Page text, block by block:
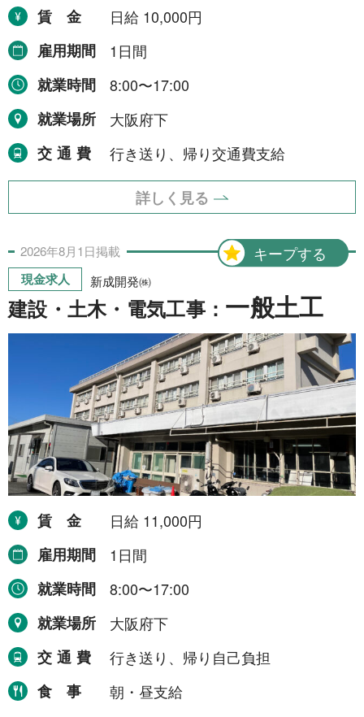
賃金
日給 10,000円
雇用期間
1日間
就業時間
8:00〜17:00
就業場所
大阪府下
交通費
行き送り、帰り交通費支給
詳しく見る
キープする
2026年8月1日掲載
現金求人 新成開発㈱
建設・土木・電気工事： 一般土工
賃金
日給 11,000円
雇用期間
1日間
就業時間
8:00〜17:00
就業場所
大阪府下
交通費
行き送り、帰り自己負担
食事
朝・昼支給